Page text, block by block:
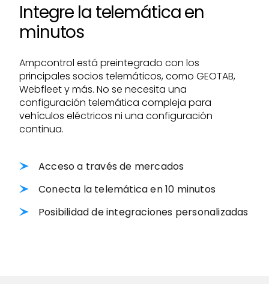
Integre la telemática en
minutos
Ampcontrol está preintegrado con los
principales socios telemáticos, como GEOTAB,
Webfleet y más. No se necesita una
configuración telemática compleja para
vehículos eléctricos ni una configuración
continua.
Acceso a través de mercados
Conecta la telemática en 10 minutos
Posibilidad de integraciones personalizadas